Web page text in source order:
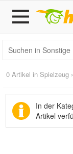
0 Artikel in Spielzeug ›
In der
Artikel